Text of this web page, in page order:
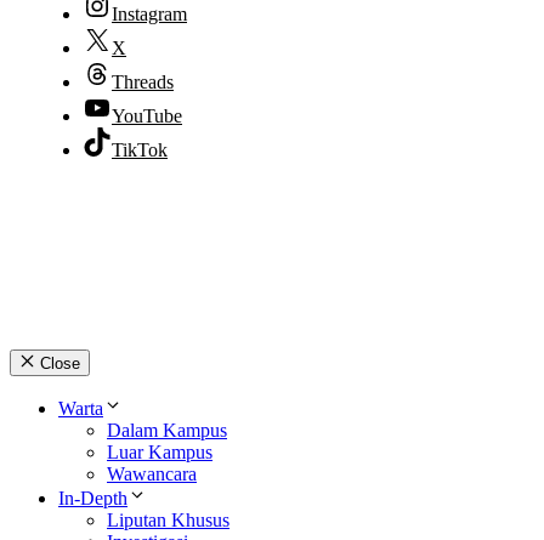
Instagram
X
Threads
YouTube
TikTok
Close
Warta
Dalam Kampus
Luar Kampus
Wawancara
In-Depth
Liputan Khusus